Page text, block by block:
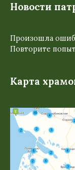
Новости
Произошла
Повторите
Карта